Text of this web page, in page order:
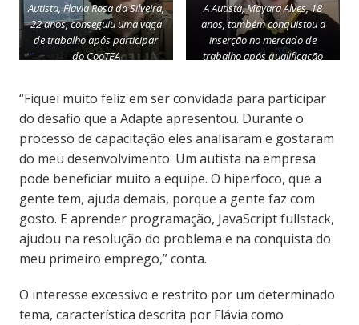
Autista, Flavia Rosa da Silveira,
22 anos, conseguiu uma vaga
de trabalho após participar
do CooTEA
A Autista, Mayara Alves, 18
anos, também conquistou a
inserção no mercado de
trabalho após qualificação
“Fiquei muito feliz em ser convidada para participar
do desafio que a Adapte apresentou. Durante o
processo de capacitação eles analisaram e gostaram
do meu desenvolvimento. Um autista na empresa
pode beneficiar muito a equipe. O hiperfoco, que a
gente tem, ajuda demais, porque a gente faz com
gosto. E aprender programação, JavaScript fullstack,
ajudou na resolução do problema e na conquista do
meu primeiro emprego,” conta.
O interesse excessivo e restrito por um determinado
tema, característica descrita por Flávia como